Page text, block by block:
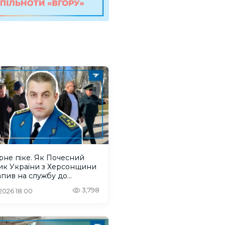
піке. Як Почесний
України з Херсонщини
на службу до
18:00 3,798